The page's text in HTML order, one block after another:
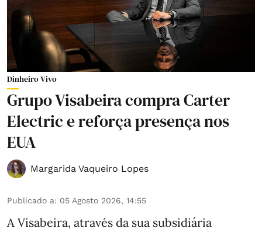
Dinheiro Vivo
Grupo Visabeira compra Carter
Electric e reforça presença nos
EUA
Margarida Vaqueiro Lopes
Publicado a: 05 Agosto 2026, 14:55
A Visabeira, através da sua subsidiária